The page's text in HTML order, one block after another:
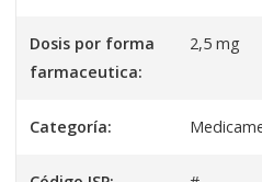
Dosis por forma
farmaceutica:
2,5 mg
Categoría: